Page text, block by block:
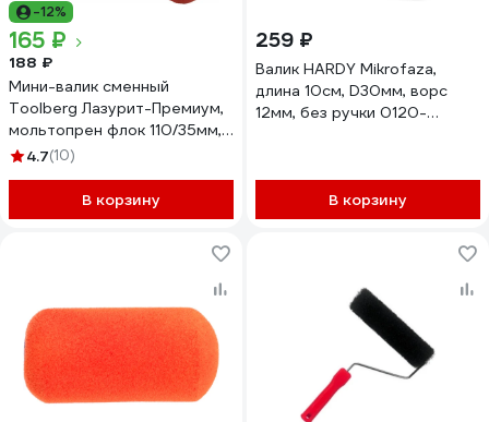
-12%
165 ₽
188 ₽
Мини-валик сменный
Toolberg Лазурит-Премиум,
мольтопрен флок 110/35мм,
D6мм ЛА-00004704
4.7(10)
В корзину
259 ₽
Валик HARDY Mikrofaza,
длина 10см, D30мм, ворс
12мм, без ручки 0120-
В корзину